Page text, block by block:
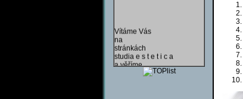
stránkách
studia e s t e t i c a
a věříme,
že zde najdete
vše co hledáte.
jen u nás